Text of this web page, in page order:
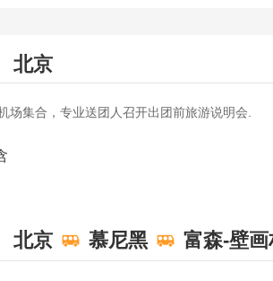
北京
场集合，专业送团人召开出团前旅游说明会.
北京 慕尼黑 富森-壁